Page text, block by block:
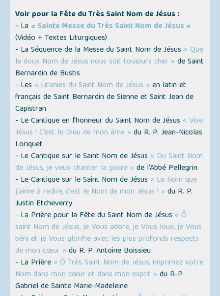
Voir pour la Fête du Très Saint Nom de Jésus :
- La « Sainte Messe du Très Saint Nom de Jésus »
(Vidéo + Textes Liturgiques)
- La Séquence de la Messe du Saint Nom de Jésus « Que
le doux Nom de Jésus nous soit toujours cher » de Saint
Bernardin de Bustis
- Les « Litanies du Saint Nom de Jésus » en latin et
français de Saint Bernardin de Sienne et Saint Jean de
Capistran
- Le Cantique en l’honneur du Saint Nom de Jésus « Vive
Jésus ! C’est le Dieu de mon âme » du R. P. Jean-Nicolas
Loriquet
- Le Cantique sur le Saint Nom de Jésus « Du Saint Nom
de Jésus, je veux chanter la gloire » de l’Abbé Pellegrin
- Le Cantique sur le Saint Nom de Jésus « Le Nom que
j'aime à redire, c’est le Nom de mon Jésus ! » du R. P.
Justin Etcheverry
- La Prière pour la Fête du Saint Nom de Jésus « Ô
saint Nom de Jésus, je Vous adore, je Vous loue, je Vous
béni et je Vous glorifie avec les plus profonds respects
de mon cœur » du R. P. Antoine Boissieu
- La Prière « Ô Très Saint Nom de Jésus, imprimez votre
Nom dans mon cœur et dans mon esprit » du R-P
Gabriel de Sainte Marie-Madeleine